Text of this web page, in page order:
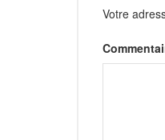
Votre